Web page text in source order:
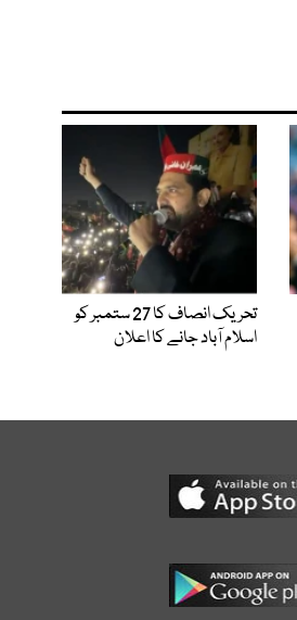
تحریک انصاف کا 27 ستمبر کو
اسلام آباد جانے کا اعلان